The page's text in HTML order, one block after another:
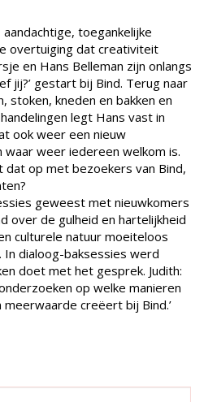
toegankelijke
overtuiging dat creativiteit
en Hans Belleman zijn onlangs
jij?’ gestart bij Bind. Terug naar
stoken, kneden en bakken en
legt Hans vast in
ook weer een nieuw
weer iedereen welkom is.
dat op met bezoekers van Bind,
geweest met nieuwkomers
over de gulheid en hartelijkheid
culturele natuur moeiteloos
dialoog-baksessies werd
doet met het gesprek. Judith:
op welke manieren
creëert bij Bind.’